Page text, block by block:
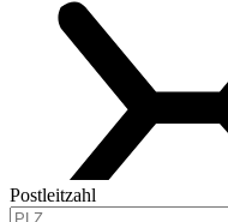
Postleitzahl